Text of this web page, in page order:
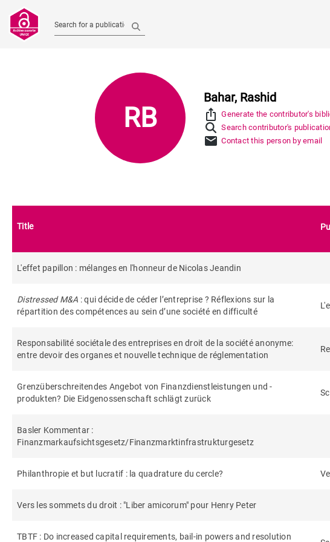
Search for a publication
RB
Bahar, Rashid
ios_share
Generate the contributor's
Search contributor's
mail Contact this person by email
Title
L'effet papillon : mélanges en l'honneur de Nicolas Jeandin
Distressed M&A : qui décide de céder l’entreprise ? Réflexions sur la
répartition des compétences au sein d’une société en difficulté
Responsabilité sociétale des entreprises en droit de la société anonyme:
entre devoir des organes et nouvelle technique de réglementation
Grenzüberschreitendes Angebot von Finanzdienstleistungen und -
produkten? Die Eidgenossenschaft schlägt zurück
Basler Kommentar :
Finanzmarkaufsichtsgesetz/Finanzmarktinfrastrukturgesetz
Philanthropie et but lucratif : la quadrature du cercle?
Vers les sommets du droit : "Liber amicorum" pour Henry Peter
TBTF : Do increased capital requirements, bail-in powers and resolution